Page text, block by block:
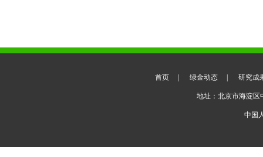
首页 |绿金动态 |研究成
地址：北京市海淀区
中国